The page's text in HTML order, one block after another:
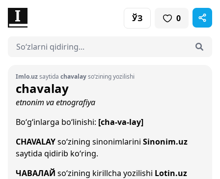
ЎЗ 0
Imlo.uzsaytida chavalayso‘zining yozilishi
chavalay
etnonim va etnografiya
Bo‘g‘inlarga bo‘linishi: [cha-va-lay]
CHAVALAYso‘zining sinonimlarini Sinonim.uz
saytida qidirib ko‘ring.
ЧАВАЛАЙ so‘zining kirillcha yozilishi Lotin.uz